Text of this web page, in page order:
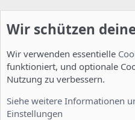
Wir schützen
Wir verwenden essentielle
funktioniert, und optionale
Nutzung zu verbessern.
Siehe weitere Informationen
Einstellungen